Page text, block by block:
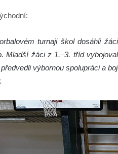
:
turnaji škol dosáhli
Mladší žáci z 1.–3. tříd
výbornou spolupráci a